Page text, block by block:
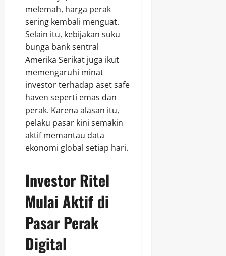
melemah, harga perak
sering kembali menguat.
Selain itu, kebijakan suku
bunga bank sentral
Amerika Serikat juga ikut
memengaruhi minat
investor terhadap aset safe
haven seperti emas dan
perak. Karena alasan itu,
pelaku pasar kini semakin
aktif memantau data
ekonomi global setiap hari.
Investor Ritel
Mulai Aktif di
Pasar Perak
Digital